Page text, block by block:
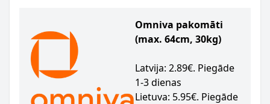
Omniva pakomāti
(max. 64cm, 30kg)
Latvija: 2.89€. Piegāde
1-3 dienas
Lietuva: 5.95€. Piegāde